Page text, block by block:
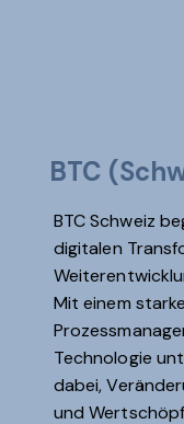
BTC Schweiz
digitalen
Mit einem
Technologie
dabei,
und
BTC